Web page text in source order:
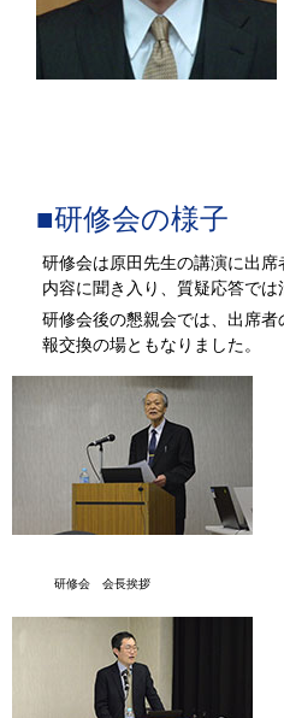
■研修会の様子
研修会は原田先生の講演に出
内容に聞き入り、質疑応答では
研修会後の懇親会では、出席
報交換の場ともなりました。
研修会 会長挨拶